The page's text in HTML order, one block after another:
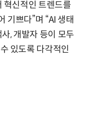
혁신적인 트렌드를
기쁘다”며 “AI 생태
, 개발자 등이 모두
있도록 다각적인